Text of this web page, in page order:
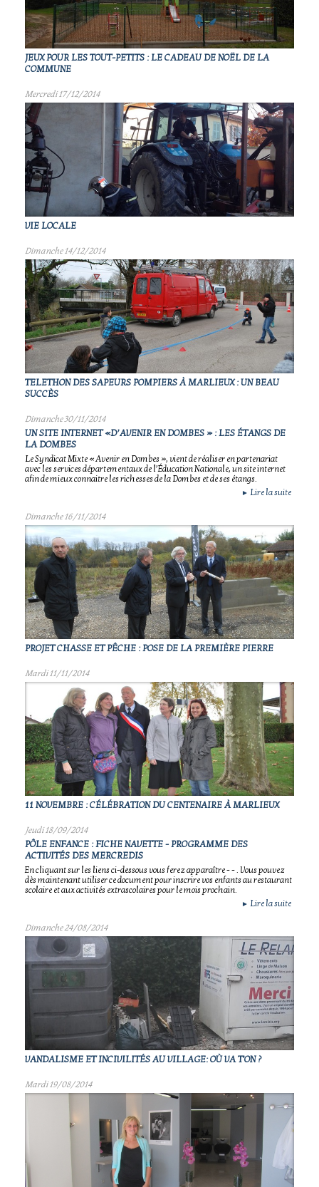
JEUX POUR LES TOUT-PETITS : LE CADEAU DE NOËL DE LA
COMMUNE
Mercredi 17/12/2014
VIE LOCALE
Dimanche 14/12/2014
TELETHON DES SAPEURS POMPIERS À MARLIEUX : UN BEAU
SUCCÈS
Dimanche 30/11/2014
UN SITE INTERNET «D’AVENIR EN DOMBES » : LES ÉTANGS DE
LA DOMBES
Le Syndicat Mixte « Avenir en Dombes », vient de réaliser en partenariat
avec les services départementaux de l’Éducation Nationale, un site internet
afin de mieux connaitre les richesses de la Dombes et de ses étangs.
► Lire la suite
Dimanche 16/11/2014
PROJET CHASSE ET PÊCHE : POSE DE LA PREMIÈRE PIERRE
Mardi 11/11/2014
11 NOVEMBRE : CÉLÉBRATION DU CENTENAIRE À MARLIEUX
Jeudi 18/09/2014
PÔLE ENFANCE : FICHE NAVETTE - PROGRAMME DES
ACTIVITÉS DES MERCREDIS
En cliquant sur les liens ci-dessous vous ferez apparaître - - . Vous pouvez
dès maintenant utiliser ce document pour inscrire vos enfants au restaurant
scolaire et aux activités extrascolaires pour le mois prochain.
► Lire la suite
Dimanche 24/08/2014
VANDALISME ET INCIVILITÉS AU VILLAGE: OÙ VA T'ON ?
Mardi 19/08/2014